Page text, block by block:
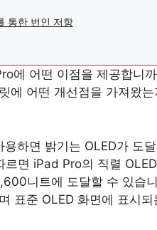
통한 번인 저항
에 어떤 이점을 제공합니
에 어떤 개선점을 가져왔
하면 밝기는 OLED가 도
면 iPad Pro의 직렬
니트에 도달할 수 있습
표준 OLED 화면에 표시